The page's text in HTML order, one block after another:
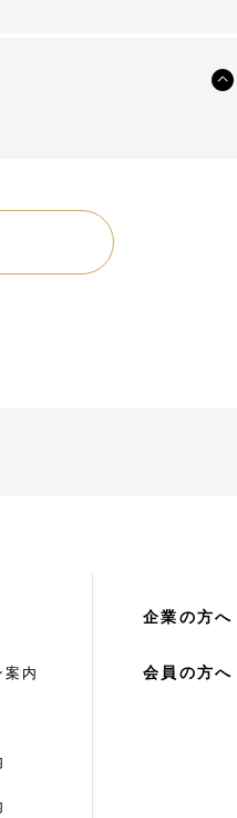
内
企業の方へ
会員の方へ